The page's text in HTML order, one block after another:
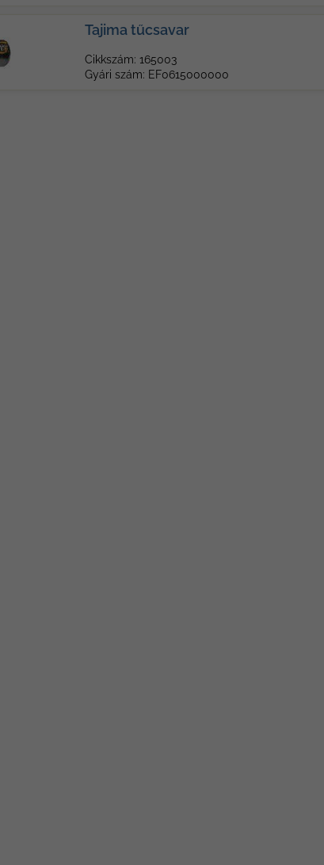
Tajima tűcsavar
Cikkszám: 165003
Gyári szám: EF0615000000